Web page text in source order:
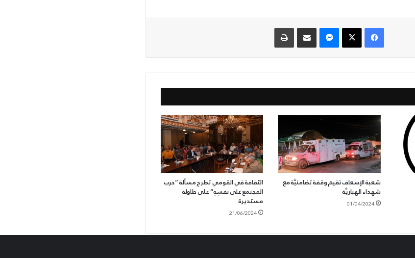
فيسبوك‫X ماسنجر مشاركة عبر البريد طباعة
شعبة الإسعاف تقيم وقفة تضامنيَّة مع
شهداء الهباريَّة
01/04/2024
الثقافة في القومي تطرح مسألة “حرب
المجتمع على نفسِهِ” على طاولة
مستديرة
21/06/2024